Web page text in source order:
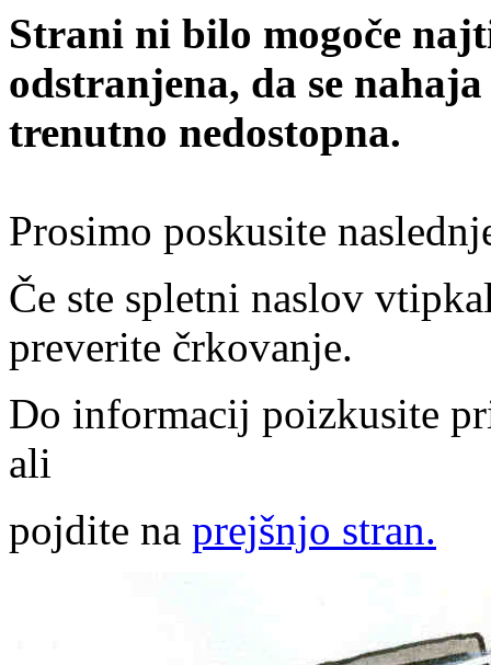
Strani ni bilo mogoče
odstranjena, da se
trenutno nedostopna.
Prosimo poskusite
Če ste spletni naslov
preverite črkovanje.
Do informacij poizkusite
ali
pojdite na prejšnjo stran.